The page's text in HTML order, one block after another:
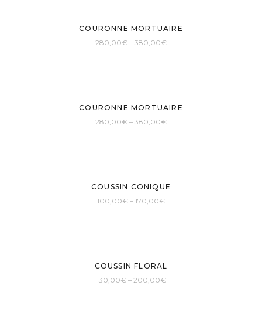
COURONNE MORTUAIRE
280,00€ – 380,00€
COURONNE MORTUAIRE
280,00€ – 380,00€
COUSSIN CONIQUE
100,00€ – 170,00€
COUSSIN FLORAL
130,00€ – 200,00€